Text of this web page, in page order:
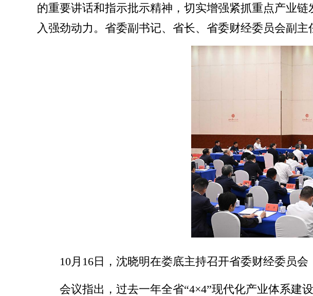
的重要讲话和指示批示精神，切实增强紧抓重点产业
入强劲动力。省委副书记、省长、省委财经委员会副
10月16日，沈晓明在娄底主持召开省委财经委员会
会议指出，过去一年全省“4×4”现代化产业体系建